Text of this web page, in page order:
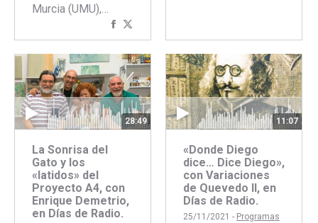
Murcia (UMU),…
Compartir
con
Facebook
con
Twitter
28:49
La Sonrisa del
Gato y los
«latidos» del
Proyecto A4, con
Enrique Demetrio,
en Días de Radio.
11:07
«Donde Diego
dice… Dice Diego»,
con Variaciones
de Quevedo II, en
Días de Radio.
25/11/2021 - Programas